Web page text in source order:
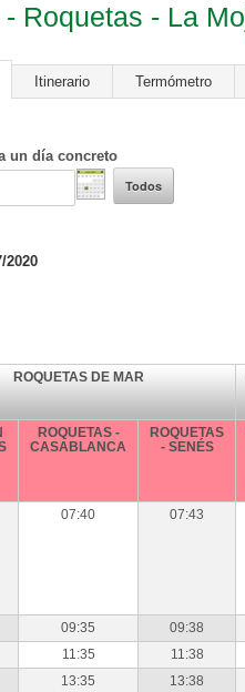
- Roquetas - La
Itinerario Termómetro
un día concreto
Todos
2020
ROQUETAS DE MAR
ROQUETAS -
CASABLANCA
ROQUETAS
- SENÉS
07:40 07:43
09:35 09:38
11:35 11:38
13:35 13:38